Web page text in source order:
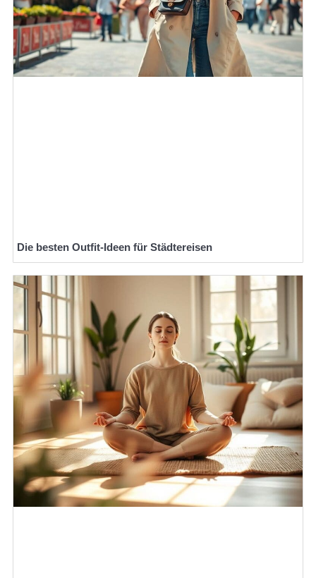
Die besten Outfit-Ideen für Städtereisen